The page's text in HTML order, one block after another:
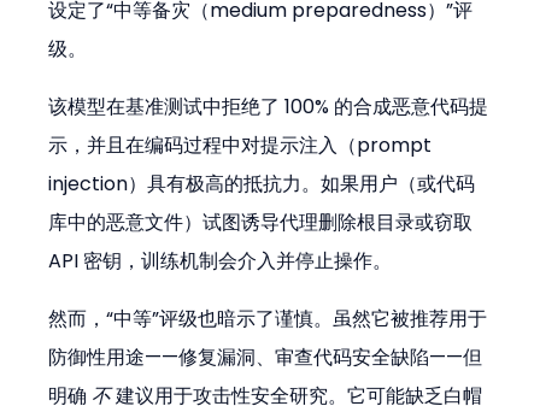
设定了“中等备灾（medium preparedness）”评
级。
该模型在基准测试中拒绝了 100% 的合成恶意代码提
示，并且在编码过程中对提示注入（prompt
injection）具有极高的抵抗力。如果用户（或代码
库中的恶意文件）试图诱导代理删除根目录或窃取
API 密钥，训练机制会介入并停止操作。
然而，“中等”评级也暗示了谨慎。虽然它被推荐用于
防御性用途——修复漏洞、审查代码安全缺陷——但
明确 不 建议用于攻击性安全研究。它可能缺乏白帽